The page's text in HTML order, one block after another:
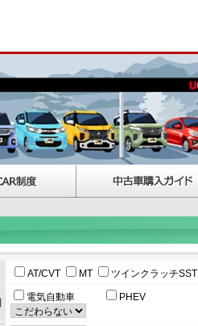
AT/CVT MT ツインクラッチSST
電気自動車 PHEV